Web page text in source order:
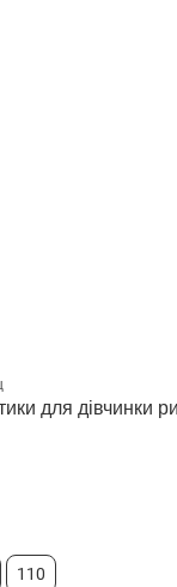
для дівчинки
110